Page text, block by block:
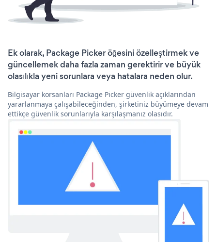
Ek olarak, Package Picker öğesini özelleştirmek ve
güncellemek daha fazla zaman gerektirir ve büyük
olasılıkla yeni sorunlara veya hatalara neden olur.
Bilgisayar korsanları Package Picker güvenlik açıklarından
yararlanmaya çalışabileceğinden, şirketiniz büyümeye devam
ettikçe güvenlik sorunlarıyla karşılaşmanız olasıdır.